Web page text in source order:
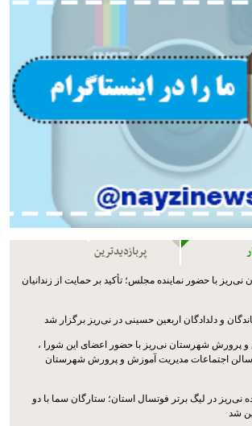
پربازدیدترین
با حضور نماینده مجلس؛ تأکید بر حمایت از زندانیان
و دلدادگان اربعین حسینی در نی‌ریز برگزار شد
پرورش شهرستان نی‌ریز با حضور اعضای این شورا ،
در سالن اجتماعات مدیریت آموزش و پرورش شهرستان
نی‌ریز در لیگ برتر فوتسال استان؛ ستارگان سما با دو
شد